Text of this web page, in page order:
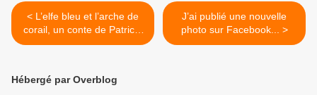
< L’elfe bleu et l’arche de
corail, un conte de Patricia
Andrieu (1/5)
J’ai publié une nouvelle
photo sur Facebook... >
Hébergé par Overblog